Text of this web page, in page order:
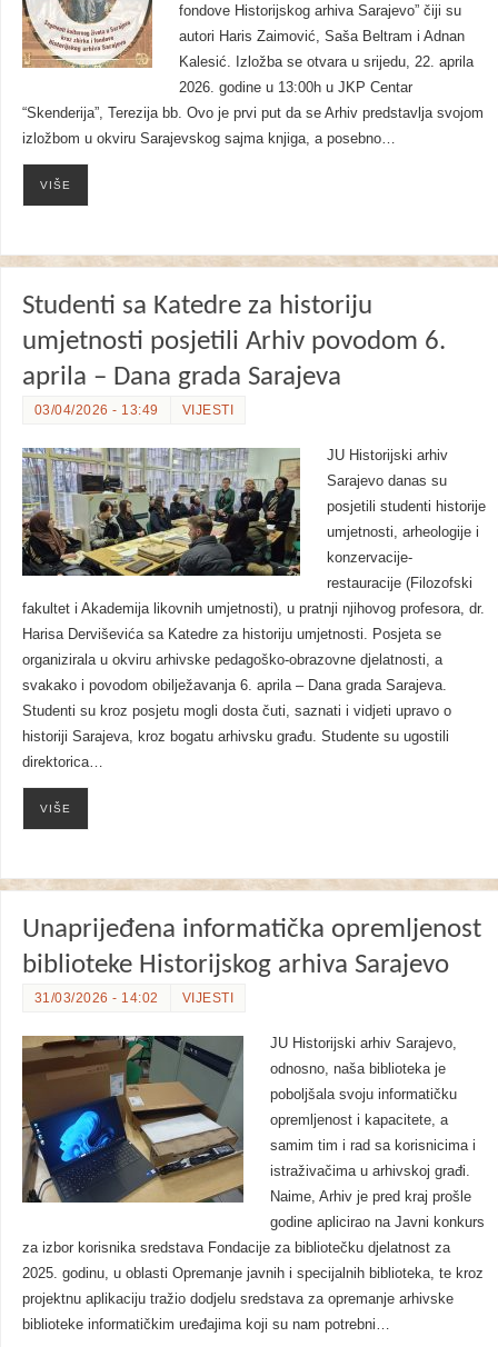
fondove Historijskog arhiva Sarajevo” čiji su
autori Haris Zaimović, Saša Beltram i Adnan
Kalesić. Izložba se otvara u srijedu, 22. aprila
2026. godine u 13:00h u JKP Centar
“Skenderija”, Terezija bb. Ovo je prvi put da se Arhiv predstavlja svojom
izložbom u okviru Sarajevskog sajma knjiga, a posebno…
VIŠE
Studenti sa Katedre za historiju
umjetnosti posjetili Arhiv povodom 6.
aprila – Dana grada Sarajeva
03/04/2026 - 13:49 VIJESTI
JU Historijski arhiv
Sarajevo danas su
posjetili studenti historije
umjetnosti, arheologije i
konzervacije-
restauracije (Filozofski
fakultet i Akademija likovnih umjetnosti), u pratnji njihovog profesora, dr.
Harisa Derviševića sa Katedre za historiju umjetnosti. Posjeta se
organizirala u okviru arhivske pedagoško-obrazovne djelatnosti, a
svakako i povodom obilježavanja 6. aprila – Dana grada Sarajeva.
Studenti su kroz posjetu mogli dosta čuti, saznati i vidjeti upravo o
historiji Sarajeva, kroz bogatu arhivsku građu. Studente su ugostili
direktorica…
VIŠE
Unaprijeđena informatička opremljenost
biblioteke Historijskog arhiva Sarajevo
31/03/2026 - 14:02 VIJESTI
JU Historijski arhiv Sarajevo,
odnosno, naša biblioteka je
poboljšala svoju informatičku
opremljenost i kapacitete, a
samim tim i rad sa korisnicima i
istraživačima u arhivskoj građi.
Naime, Arhiv je pred kraj prošle
godine aplicirao na Javni konkurs
za izbor korisnika sredstava Fondacije za bibliotečku djelatnost za
2025. godinu, u oblasti Opremanje javnih i specijalnih biblioteka, te kroz
projektnu aplikaciju tražio dodjelu sredstava za opremanje arhivske
biblioteke informatičkim uređajima koji su nam potrebni…